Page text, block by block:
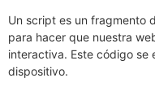
Un script es un fragmento
para hacer que nuestra
interactiva. Este código se
dispositivo.